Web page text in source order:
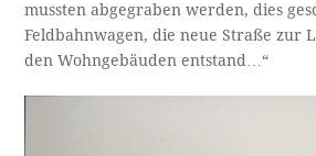
mussten abgegraben werden, dies
Feldbahnwagen, die neue Straße zur
den Wohngebäuden entstand…“